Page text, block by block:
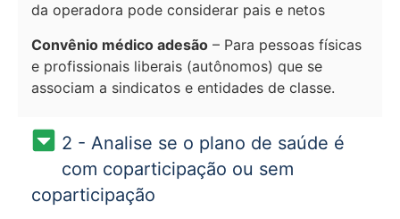
da operadora pode considerar pais e netos
Convênio médico adesão – Para pessoas físicas
e profissionais liberais (autônomos) que se
associam a sindicatos e entidades de classe.
2 - Analise se o plano de saúde é
com coparticipação ou sem
coparticipação